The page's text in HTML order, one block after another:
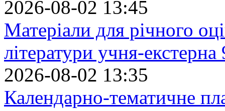
2026-08-02 13:45
Матеріали для річного
літератури учня-екстерна
2026-08-02 13:35
Календарно-тематичне